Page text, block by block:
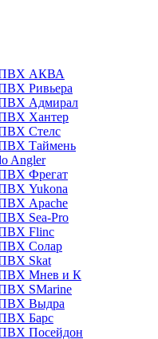
ПВХ АКВА
Ривьера
Адмирал
Хантер
Стелс
Таймень
Angler
Фрегат
Yukona
Apache
Sea-Pro
Flinc
Солар
Skat
ПВХ Мнев и К
SMarine
Выдра
Барс
Посейдон